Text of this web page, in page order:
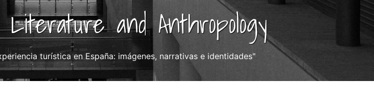
and Anthropology
turística en España: imágenes, narrativas e identidades"